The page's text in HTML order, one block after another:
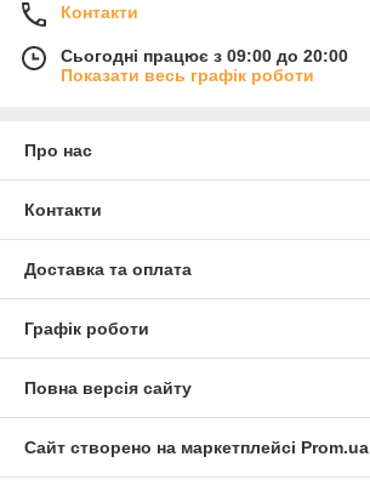
Контакти
Сьогодні працює з 09:00 до 20:00
Показати весь графік роботи
Про нас
Контакти
Доставка та оплата
Графік роботи
Повна версія сайту
Сайт створено на маркетплейсі Prom.ua